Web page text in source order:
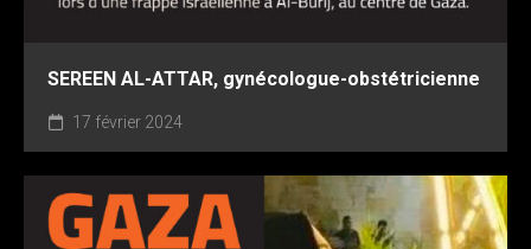
SEREEN AL-ATTAR, gynécologue-obstétricienne
17 février 2024